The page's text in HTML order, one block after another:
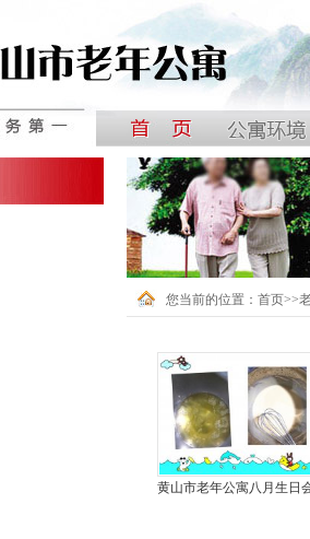
您当前的位置： 首页>>
黄山市老年公寓八月生日